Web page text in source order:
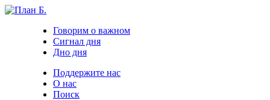
Говорим о важном
Сигнал дня
Дно дня
Поддержите нас
О нас
Поиск